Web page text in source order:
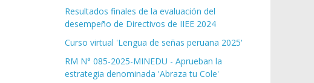
Resultados finales de la evaluación del
desempeño de Directivos de IIEE 2024
Curso virtual 'Lengua de señas peruana 2025'
RM N° 085-2025-MINEDU - Aprueban la
estrategia denominada 'Abraza tu Cole'